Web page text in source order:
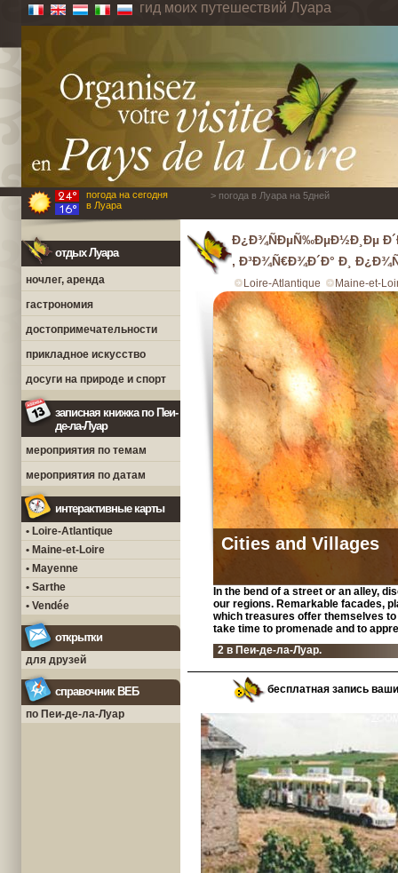
гид моих путешествий Луара
погода на сегодня
в Луара
> погода в Луара на 5дней
отдых Луара
ночлег, аренда
гастрономия
достопримечательности
прикладное искусство
досуги на природе и спорт
записная книжка по Пеи-
де-ла-Луар
мероприятия по темам
мероприятия по датам
интерактивные карты
• Loire-Atlantique
• Maine-et-Loire
• Mayenne
• Sarthe
• Vendée
открытки
для друзей
справочник ВЕБ
по Пеи-де-ла-Луар
Ð¿Ð¾ÑÐµÑ‰ÐµÐ½Ð¸Ðµ
, Ð³Ð¾Ñ€Ð¾Ð´Ð° Ð¸
Loire-Atlantique Maine-et-
Cities and Villages
In the bend of a street or an alley,
our regions. Remarkable facades,
which treasures offer themselves
take time to promenade and to
2 в Пеи-де-ла-Луар.
бесплатная запись